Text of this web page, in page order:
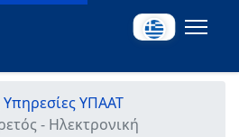
ΥΠΑΑΤ
- Ηλεκτρονική